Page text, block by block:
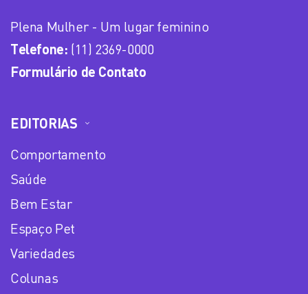
Plena Mulher - Um lugar feminino
Telefone: (11) 2369-0000
Formulário de Contato
EDITORIAS
Comportamento
Saúde
Bem Estar
Espaço Pet
Variedades
Colunas